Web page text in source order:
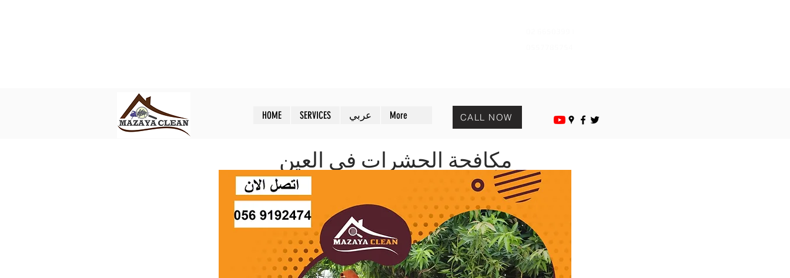
HOME SERVICES عربي More CALL NOW
مكافحة الحشرات في العين